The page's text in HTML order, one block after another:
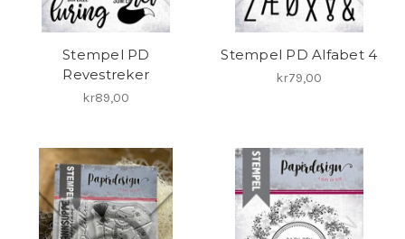
Stempel PD
Revestreker
kr89,00
Stempel PD Alfabet 4
kr79,00